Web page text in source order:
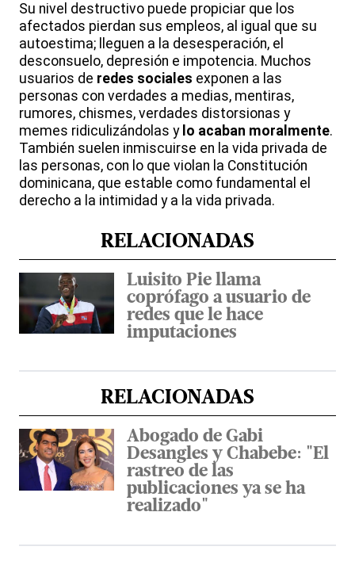
Su nivel destructivo puede propiciar que los
afectados pierdan sus empleos, al igual que su
autoestima; lleguen a la desesperación, el
desconsuelo, depresión e impotencia. Muchos
usuarios de redes sociales exponen a las
personas con verdades a medias, mentiras,
rumores, chismes, verdades distorsionas y
memes ridiculizándolas y lo acaban moralmente.
También suelen inmiscuirse en la vida privada de
las personas, con lo que violan la Constitución
dominicana, que estable como fundamental el
derecho a la intimidad y a la vida privada.
RELACIONADAS
Luisito Pie llama
coprófago a usuario de
redes que le hace
imputaciones
RELACIONADAS
Abogado de Gabi
Desangles y Chabebe: "El
rastreo de las
publicaciones ya se ha
realizado"